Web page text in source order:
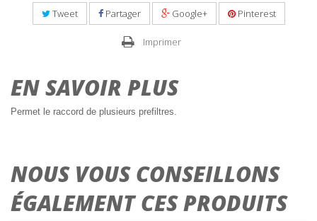
Tweet Partager Google+ Pinterest
Imprimer
EN SAVOIR PLUS
Permet le raccord de plusieurs prefiltres.
NOUS VOUS CONSEILLONS
ÉGALEMENT CES PRODUITS